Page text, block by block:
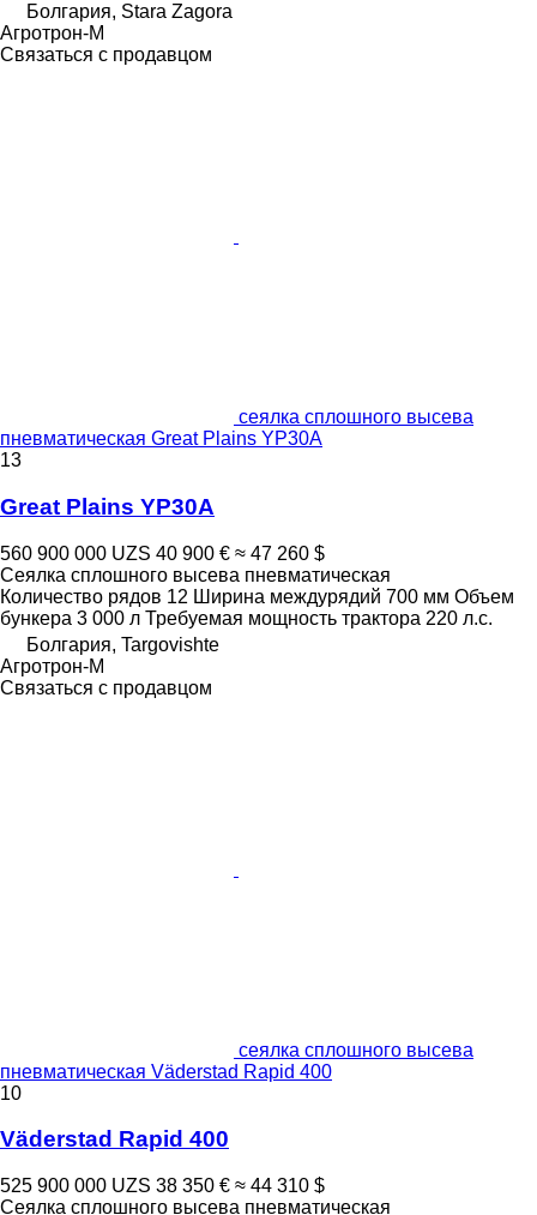
Болгария, Stara Zagora
Агротрон-М
Связаться с продавцом
сеялка сплошного высева
пневматическая Great Plains YP30A
13
Great Plains YP30A
560 900 000 UZS 40 900 € ≈ 47 260 $
Сеялка сплошного высева пневматическая
Количество рядов 12 Ширина междурядий 700 мм Объем
бункера 3 000 л Требуемая мощность трактора 220 л.с.
Болгария, Targovishte
Агротрон-М
Связаться с продавцом
сеялка сплошного высева
пневматическая Väderstad Rapid 400
10
Väderstad Rapid 400
525 900 000 UZS 38 350 € ≈ 44 310 $
Сеялка сплошного высева пневматическая